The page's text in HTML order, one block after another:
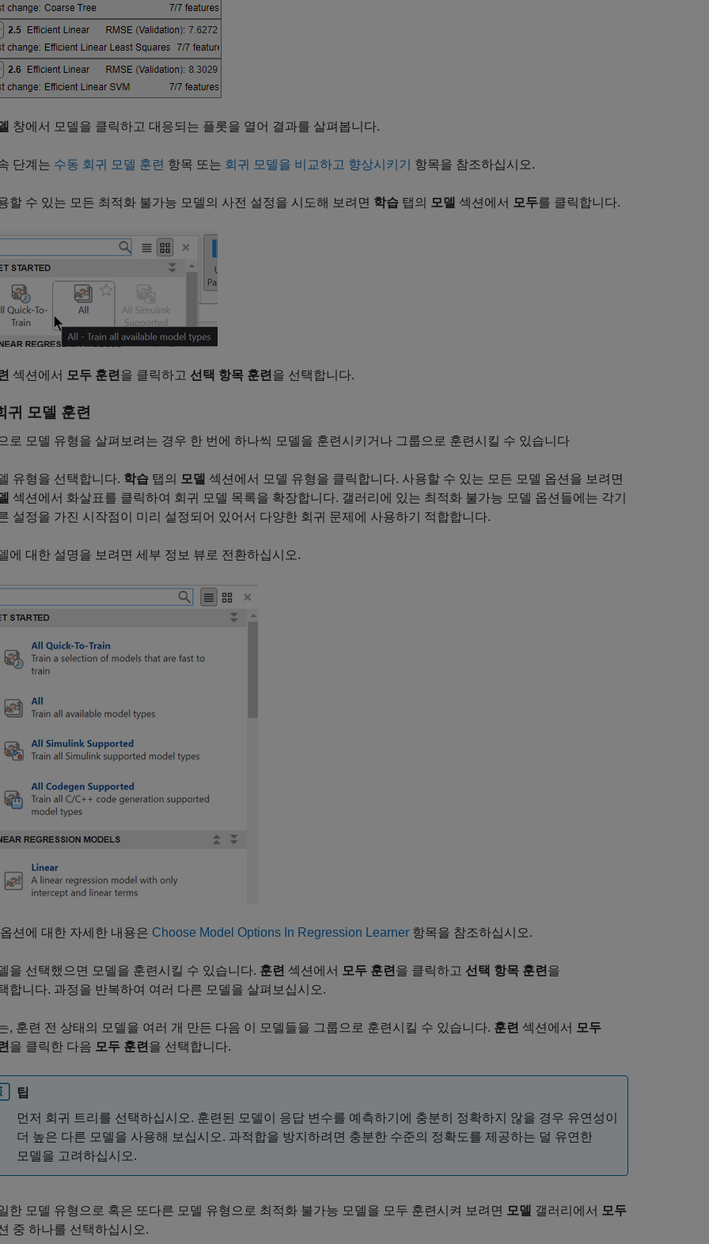
창에서 모델을 클릭하고 대응되는 플롯을 열어 결과를 살펴봅니다.
단계는 수동 회귀 모델 훈련 항목 또는 회귀 모델을 비교하고 향상시키기 항목을 참조하십시오.
할 수 있는 모든 최적화 불가능 모델의 사전 설정을 시도해 보려면 학습 탭의 모델 섹션에서 모두를 클릭합니다.
섹션에서 모두 훈련 을 클릭하고 선택 항목 훈련 을 선택합니다.
귀 모델 훈련
로 모델 유형을 살펴보려는 경우 한 번에 하나씩 모델을 훈련시키거나 그룹으로 훈련시킬 수 있습니다
유형을 선택합니다. 학습 탭의 모델 섹션에서 모델 유형을 클릭합니다. 사용할 수 있는 모든 모델 옵션을 보려면
섹션에서 화살표를 클릭하여 회귀 모델 목록을 확장합니다. 갤러리에 있는 최적화 불가능 모델 옵션들에는 각기
설정을 가진 시작점이 미리 설정되어 있어서 다양한 회귀 문제에 사용하기 적합합니다.
에 대한 설명을 보려면 세부 정보 뷰로 전환하십시오.
션에 대한 자세한 내용은 Choose Model Options In Regression Learner 항목을 참조하십시오.
을 선택했으면 모델을 훈련시킬 수 있습니다. 훈련 섹션에서 모두 훈련 을 클릭하고 선택 항목 훈련 을
합니다. 과정을 반복하여 여러 다른 모델을 살펴보십시오.
, 훈련 전 상태의 모델을 여러 개 만든 다음 이 모델들을 그룹으로 훈련시킬 수 있습니다. 훈련 섹션에서
모두
을 클릭한 다음 모두 훈련 을 선택합니다.
팁
먼저 회귀 트리를 선택하십시오. 훈련된 모델이 응답 변수를 예측하기에 충분히 정확하지 않을 경우 유연성이
더 높은 다른 모델을 사용해 보십시오. 과적합을 방지하려면 충분한 수준의 정확도를 제공하는 덜 유연한
모델을 고려하십시오.
한 모델 유형으로 혹은 또다른 모델 유형으로 최적화 불가능 모델을 모두 훈련시켜 보려면 모델 갤러리에서
모두
중 하나를 선택하십시오.